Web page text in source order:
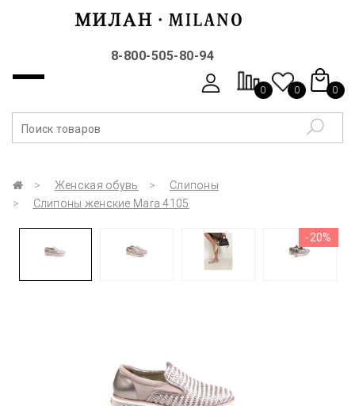
8-800-505-80-94
0 0 0
Женская обувь
Слипоны
Слипоны женские Mara 4105
-20%